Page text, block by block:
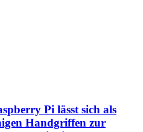
Pi lässt sich als
Handgriffen zur